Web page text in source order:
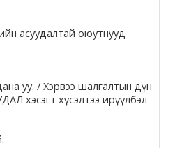
асуудалтай оюутнууд
уу. / Хэрвээ шалгалтын дүн
хэсэгт хүсэлтээ ирүүлбэл